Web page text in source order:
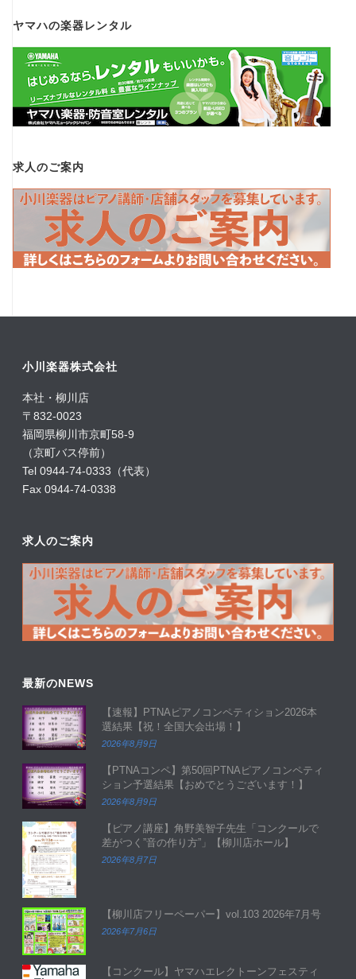
ヤマハの楽器レンタル
求人のご案内
小川楽器株式会社
本社・柳川店
〒832-0023
福岡県柳川市京町58-9
（京町バス停前）
Tel 0944-74-0333（代表）
Fax 0944-74-0338
求人のご案内
最新のNEWS
【速報】PTNAピアノコンペティション2026本
選結果【祝！全国大会出場！】
2026年8月9日
【PTNAコンペ】第50回PTNAピアノコンペティ
ション予選結果【おめでとうございます！】
2026年8月9日
【ピアノ講座】角野美智子先生「コンクールで
差がつく”音の作り方”」【柳川店ホール】
2026年8月7日
【柳川店フリーペーパー】vol.103 2026年7月号
2026年7月6日
【コンクール】ヤマハエレクトーンフェスティ